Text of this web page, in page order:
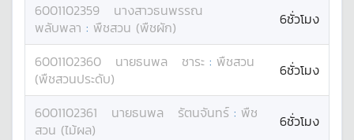
6001102359 นางสาวธนพรรณ
พลับพลา : พืชสวน (พืชผัก) 6ชั่วโมง
6001102360 นายธนพล ชาระ : พืชสวน
(พืชสวนประดับ)
6ชั่วโมง
6001102361 นายธนพล รัตนจันทร์ : พืช
สวน (ไม้ผล)
6ชั่วโมง